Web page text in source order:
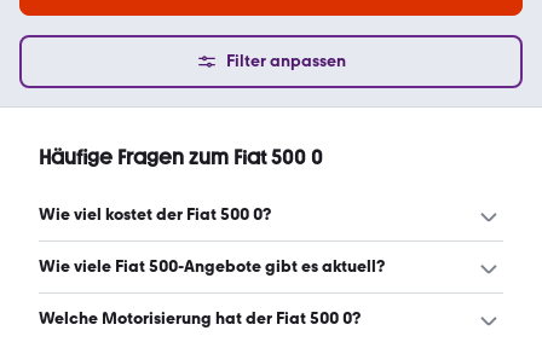
Filter anpassen
Häufige Fragen zum Fiat 500 0
Wie viel kostet der Fiat 500 0?
Ein guter Preis für einen Fiat 500 0 liegt zwischen 10.706 €
monatlich. (Stand: 8.8.2026)
Wie viele Fiat 500-Angebote gibt es aktuell?
Es gibt insgesamt 2.809 Fiat 500 bei mobile.de, davon
Welche Motorisierung hat der Fiat 500 0?